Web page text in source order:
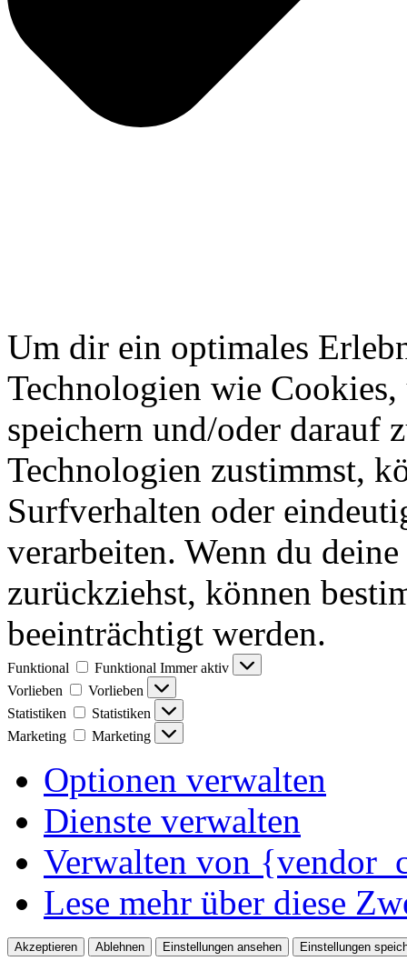
Um dir ein optimales
Technologien wie
speichern und/oder darauf
Technologien zustimmst,
Surfverhalten oder
verarbeiten. Wenn du
zurückziehst, können
beeinträchtigt werden.
Funktional Funktional Immer aktiv
Vorlieben
Vorlieben
Statistiken
Statistiken
Marketing
Marketing
Optionen verwalten
Dienste verwalten
Verwalten von
Lese mehr über diese
Akzeptieren Ablehnen Einstellungen ansehen Einstellungen